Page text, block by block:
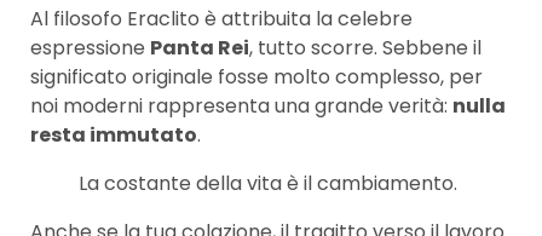
Al filosofo Eraclito è attribuita la celebre
espressione Panta Rei, tutto scorre. Sebbene il
significato originale fosse molto complesso, per
noi moderni rappresenta una grande verità: nulla
resta immutato.
La costante della vita è il cambiamento.